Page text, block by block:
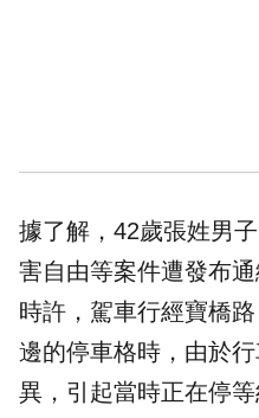
據了解，42歲張姓男
害自由等案件遭發布
時許，駕車行經寶橋
邊的停車格時，由於
異，引起當時正在停